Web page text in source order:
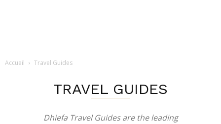
Accueil Travel Guides
TRAVEL GUIDES
Dhiefa Travel Guides are the leading